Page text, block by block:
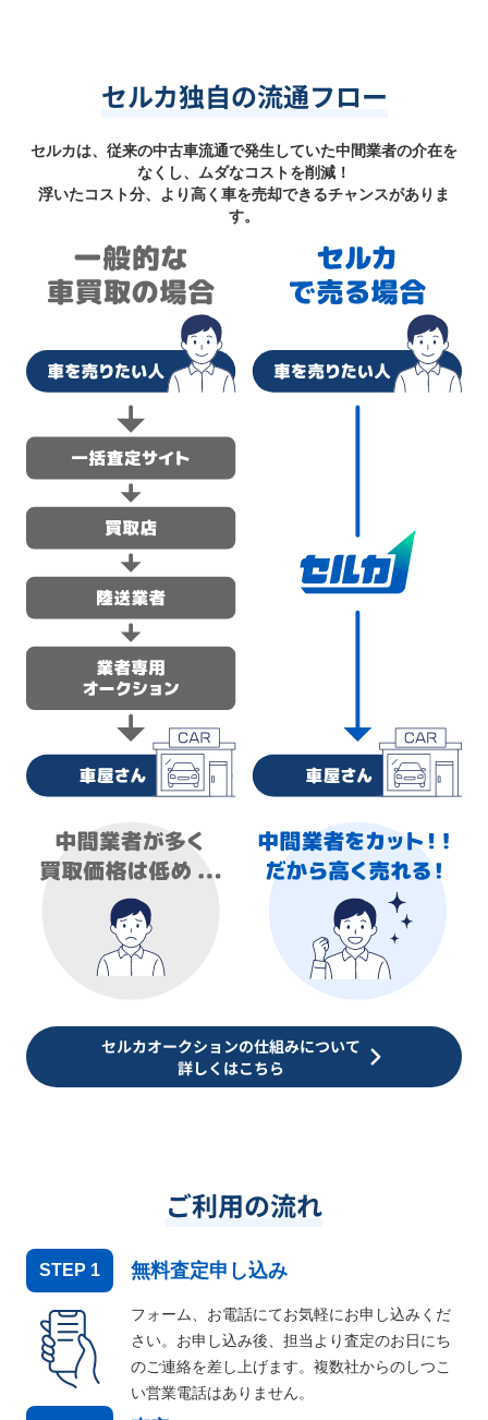
セルカ独自の流通フロー
セルカは、従来の中古車流通で発生していた中間業者の介在を
なくし、ムダなコストを削減！
浮いたコスト分、より高く車を売却できるチャンスがありま
す。
セルカオークションの仕組みについて
詳しくはこちら
ご利用の流れ
STEP 1 無料査定申し込み
フォーム、お電話にてお気軽にお申し込みくだ
さい。お申し込み後、担当より査定のお日にち
のご連絡を差し上げます。複数社からのしつこ
い営業電話はありません。